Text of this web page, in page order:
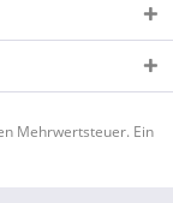
Mehrwertsteuer. Ein